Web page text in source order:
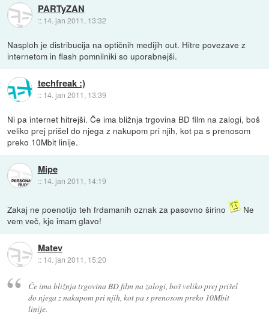
PARTyZAN
:: 14. jan 2011, 13:32
Nasploh je distribucija na optičnih medijih out. Hitre povezave z
internetom in flash pomnilniki so uporabnejši.
techfreak :)
:: 14. jan 2011, 13:39
Ni pa internet hitrejši. Če ima bližnja trgovina BD film na zalogi, boš
veliko prej prišel do njega z nakupom pri njih, kot pa s prenosom
preko 10Mbit linije.
Mipe
:: 14. jan 2011, 14:19
Zakaj ne poenotijo teh frdamanih oznak za pasovno širino
Ne
vem več, kje imam glavo!
Matev
:: 14. jan 2011, 15:20
Če ima bližnja trgovina BD film na zalogi, boš veliko prej prišel
do njega z nakupom pri njih, kot pa s prenosom preko 10Mbit
linije.